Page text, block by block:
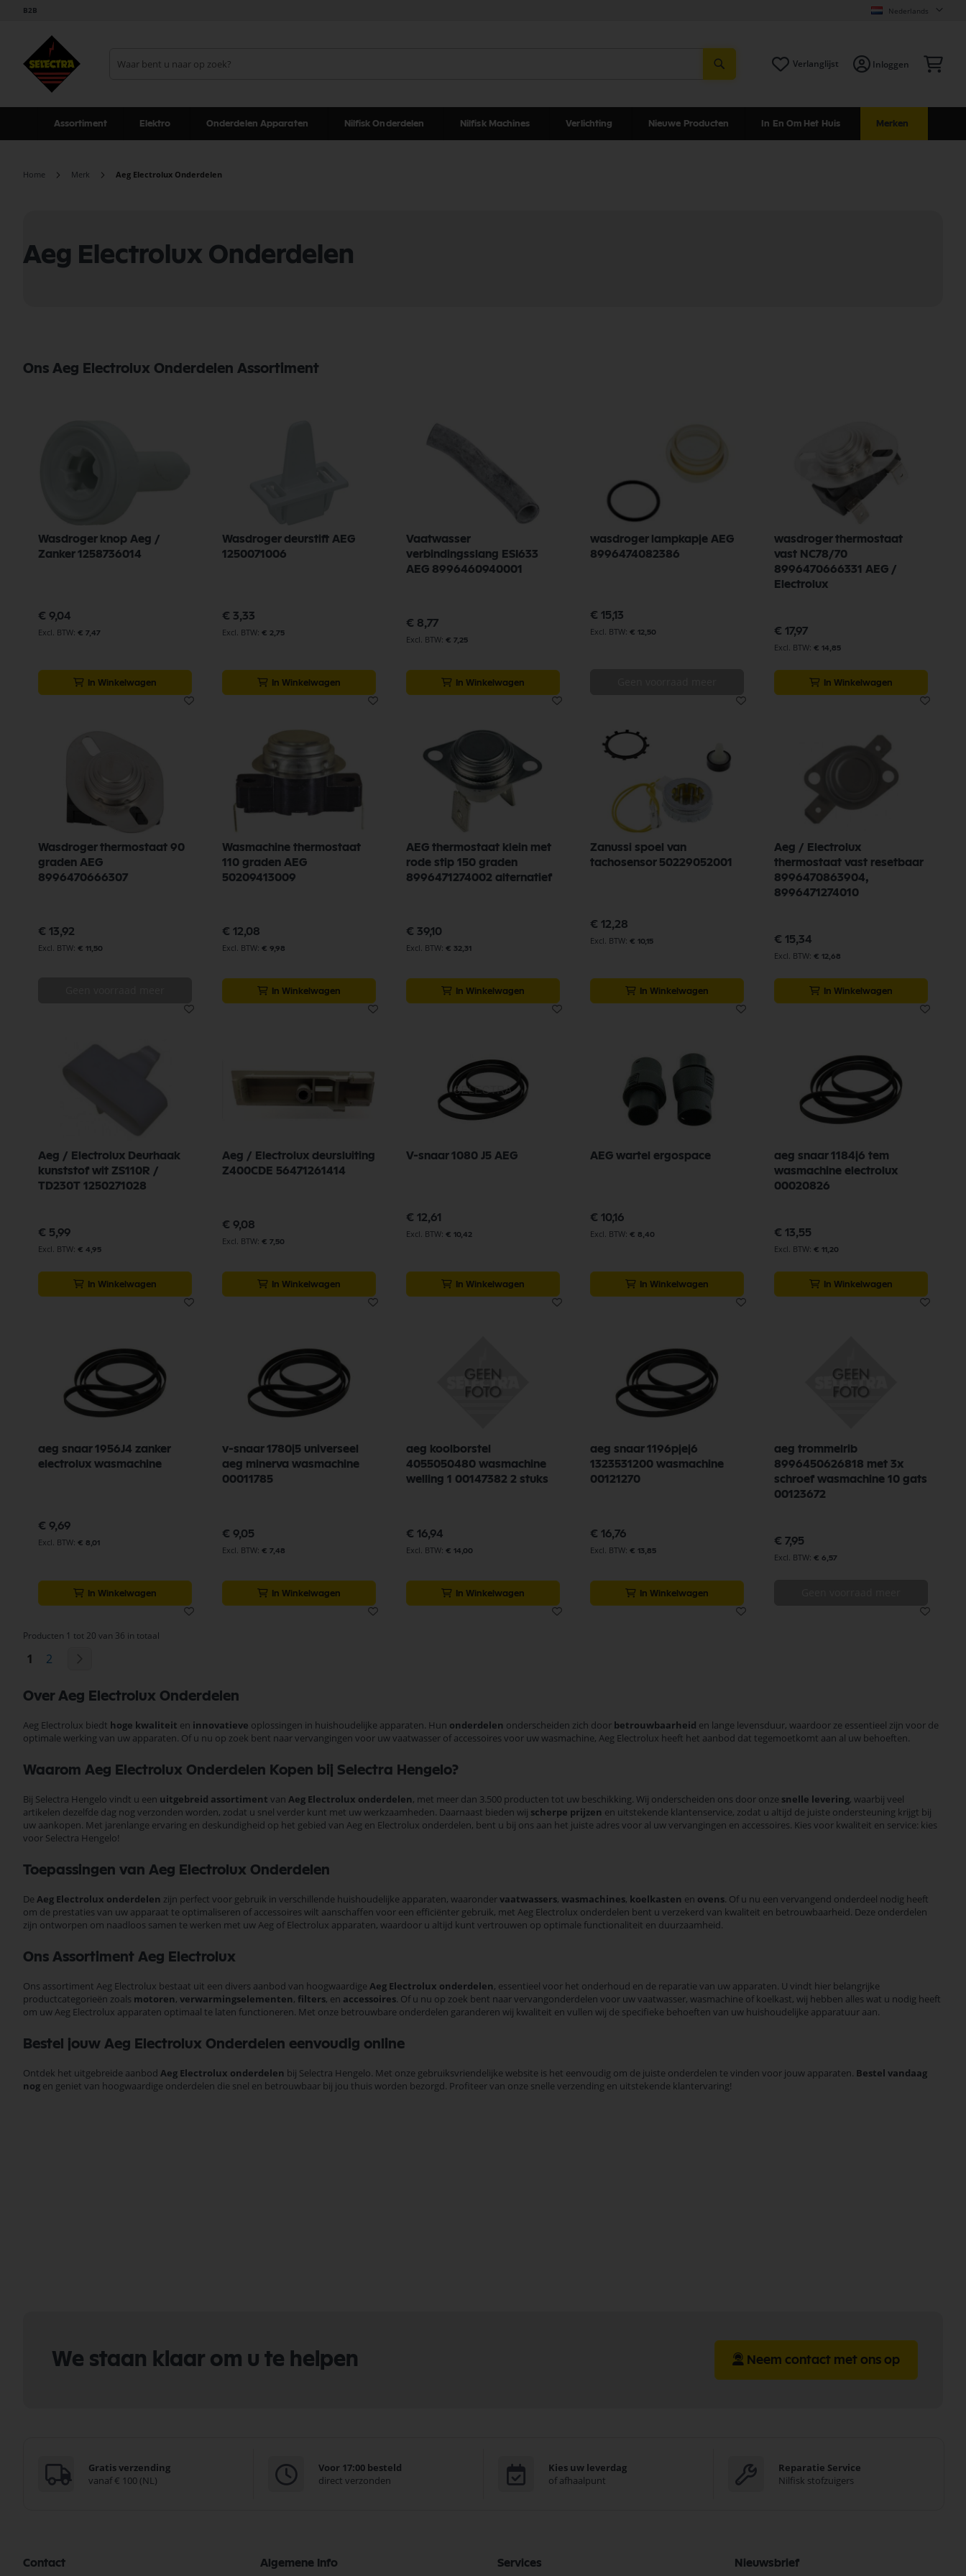
B2B Nederlands
Verlanglijst Inloggen
Assortiment Elektro Onderdelen Apparaten Nilfisk Onderdelen Nilfisk Machines Verlichting Nieuwe Producten In En Om Het Huis Merken
Home Merk Aeg Electrolux Onderdelen
Aeg Electrolux Onderdelen
Ons Aeg Electrolux Onderdelen Assortiment
Wasdroger knop Aeg /
Zanker 1258736014
€ 9,04
€ 7,47
In Winkelwagen
Wasdroger deurstift AEG
1250071006
€ 3,33
€ 2,75
In Winkelwagen
Vaatwasser
verbindingsslang ESI633
AEG 8996460940001
€ 8,77
€ 7,25
In Winkelwagen
wasdroger lampkapje AEG
8996474082386
€ 15,13
€ 12,50
wasdroger thermostaat
vast NC78/70
8996470666331 AEG /
Electrolux
€ 17,97
€ 14,85
In Winkelwagen
Wasdroger thermostaat 90
graden AEG
8996470666307
€ 13,92
€ 11,50
Wasmachine thermostaat
110 graden AEG
50209413009
€ 12,08
€ 9,98
In Winkelwagen
AEG thermostaat klein met
rode stip 150 graden
8996471274002 alternatief
€ 39,10
€ 32,31
In Winkelwagen
Zanussi spoel van
tachosensor 50229052001
€ 12,28
€ 10,15
In Winkelwagen
Aeg / Electrolux
thermostaat vast resetbaar
8996470863904,
8996471274010
€ 15,34
€ 12,68
In Winkelwagen
Aeg / Electrolux Deurhaak
kunststof wit ZS110R /
TD230T 1250271028
€ 5,99
€ 4,95
In Winkelwagen
Aeg / Electrolux deursluiting
Z400CDE 56471261414
€ 9,08
€ 7,50
In Winkelwagen
V-snaar 1080 J5 AEG
€ 12,61
€ 10,42
In Winkelwagen
AEG wartel ergospace
€ 10,16
€ 8,40
In Winkelwagen
aeg snaar 1184j6 tem
wasmachine electrolux
00020826
€ 13,55
€ 11,20
In Winkelwagen
aeg snaar 1956J4 zanker
electrolux wasmachine
€ 9,69
€ 8,01
In Winkelwagen
v-snaar 1780j5 universeel
aeg minerva wasmachine
00011785
€ 9,05
€ 7,48
In Winkelwagen
aeg koolborstel
4055050480 wasmachine
welling 1 00147382 2 stuks
€ 16,94
€ 14,00
In Winkelwagen
aeg snaar 1196pjej6
1323531200 wasmachine
00121270
€ 16,76
€ 13,85
In Winkelwagen
aeg trommelrib
8996450626818 met 3x
schroef wasmachine 10 gats
00123672
€ 7,95
€ 6,57
Producten 1 tot 20 van 36 in totaal
Pagina
U lees momenteel pagina
1 Pagina
2
Over Aeg Electrolux Onderdelen
Aeg Electrolux biedt hoge kwaliteit en innovatieve oplossingen in huishoudelijke apparaten. Hun onderdelen onderscheiden zich door betrouwbaarheid en lange levensduur, waardoor ze essentieel zijn voor de
optimale werking van uw apparaten. Of u nu op zoek bent naar vervangingen voor uw vaatwasser of accessoires voor uw wasmachine, Aeg Electrolux heeft het aanbod dat tegemoetkomt aan al uw behoeften.
Waarom Aeg Electrolux Onderdelen Kopen bij Selectra Hengelo?
Bij Selectra Hengelo vindt u een uitgebreid assortiment van Aeg Electrolux onderdelen, met meer dan 3.500 producten tot uw beschikking. Wij onderscheiden ons door onze snelle levering, waarbij veel
artikelen dezelfde dag nog verzonden worden, zodat u snel verder kunt met uw werkzaamheden. Daarnaast bieden wij scherpe prijzen en uitstekende klantenservice, zodat u altijd de juiste ondersteuning krijgt bij
uw aankopen. Met jarenlange ervaring en deskundigheid op het gebied van Aeg en Electrolux onderdelen, bent u bij ons aan het juiste adres voor al uw vervangingen en accessoires. Kies voor kwaliteit en service: kies
voor Selectra Hengelo!
Toepassingen van Aeg Electrolux Onderdelen
De Aeg Electrolux onderdelen zijn perfect voor gebruik in verschillende huishoudelijke apparaten, waarondervaatwassers, wasmachines, koelkasten en ovens. Of u nu een vervangend onderdeel nodig heeft
om de prestaties van uw apparaat te optimaliseren of accessoires wilt aanschaffen voor een efficiënter gebruik, met Aeg Electrolux onderdelen bent u verzekerd van kwaliteit en betrouwbaarheid. Deze onderdelen
zijn ontworpen om naadloos samen te werken met uw Aeg of Electrolux apparaten, waardoor u altijd kunt vertrouwen op optimale functionaliteit en duurzaamheid.
Ons Assortiment Aeg Electrolux
Ons assortiment Aeg Electrolux bestaat uit een divers aanbod van hoogwaardige Aeg Electrolux onderdelen, essentieel voor het onderhoud en de reparatie van uw apparaten. U vindt hier belangrijke
productcategorieën zoals motoren, verwarmingselementen, filters, en accessoires. Of u nu op zoek bent naar vervangonderdelen voor uw vaatwasser, wasmachine of koelkast, wij hebben alles wat u nodig heeft
om uw Aeg Electrolux apparaten optimaal te laten functioneren. Met onze betrouwbare onderdelen garanderen wij kwaliteit en vullen wij de specifieke behoeften van uw huishoudelijke apparatuur aan.
Bestel jouw Aeg Electrolux Onderdelen eenvoudig online
Ontdek het uitgebreide aanbod Aeg Electrolux onderdelen bij Selectra Hengelo. Met onze gebruiksvriendelijke website is het eenvoudig om de juiste onderdelen te vinden voor jouw apparaten. Bestel vandaag
nog en geniet van hoogwaardige onderdelen die snel en betrouwbaar bij jou thuis worden bezorgd. Profiteer van onze snelle verzending en uitstekende klantervaring!
We staan klaar om u te helpen Neem contact met ons op
Gratis verzending
vanaf € 100 (NL)
Voor 17:00 besteld
direct verzonden
Kies uw leverdag
of afhaalpunt
Reparatie Service
Nilfisk stofzuigers
Contact Algemene Info Services Nieuwsbrief